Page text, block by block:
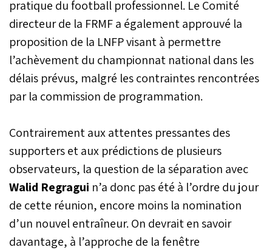
pratique du football professionnel. Le Comité
directeur de la FRMF a également approuvé la
proposition de la LNFP visant à permettre
l’achèvement du championnat national dans les
délais prévus, malgré les contraintes rencontrées
par la commission de programmation.
Contrairement aux attentes pressantes des
supporters et aux prédictions de plusieurs
observateurs, la question de la séparation avec
Walid Regragui n’a donc pas été à l’ordre du jour
de cette réunion, encore moins la nomination
d’un nouvel entraîneur. On devrait en savoir
davantage, à l’approche de la fenêtre